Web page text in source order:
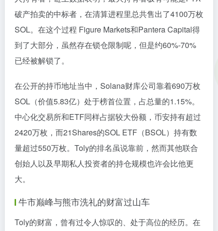
破产拍卖的中标者，在清算进程里总共售出了4100万枚
SOL。在这个过程 Figure Markets和Pantera Capital得
到了大部分，虽然存在锁仓限制呢，但是约60%-70%
已经被解锁了。
在公开的持币地址当中，Solana财库公司靠着690万枚
SOL（价值5.83亿）处于榜首位置，占总量的1.15%。
中心化交易所和ETF同样占据较大份额，币安持有超过
2420万枚，而21Shares的SOL ETF（BSOL）持有数
量超过550万枚。Toly的排名虽说靠前，然而其他联合
创始人以及早期私人投资者的持仓规模也许会比他更
大。
牛市巅峰与熊市洗礼的财富过山车
Toly的财富，曾有过令人惊叹的、处于高位的经历。在